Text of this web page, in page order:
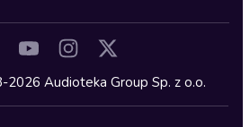
Audioteka Group Sp. z o.o.